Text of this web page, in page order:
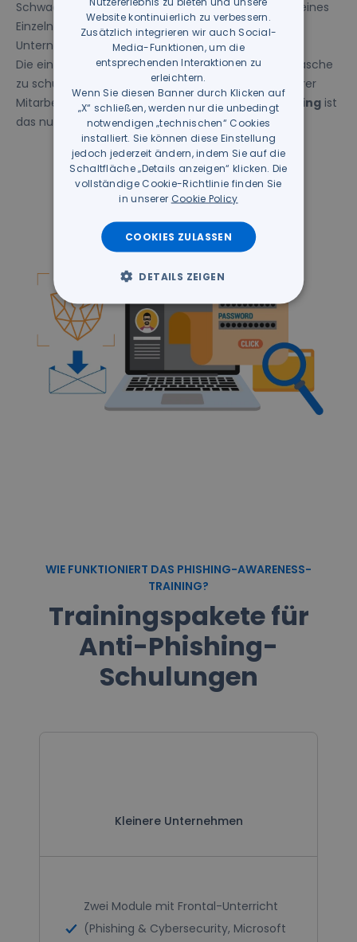
Schwachstelle ab. Unwissentlich falsche Verhalten eines
Einzelnen kann die Sicherheit des gesamten
Unternehmens gefährden.
Die einzige Möglichkeit, sich gegen diese Betrugsmasche
zu schützen, ist die Schulung und Sensibilisierung Ihrer
Mitarbeitenden. Mit unseremAnti-Phishing-Training ist
das nun kinderleicht!
WIE FUNKTIONIERT DAS PHISHING-AWARENESS-
TRAINING?
Trainingspakete für
Anti-Phishing-
Schulungen
Kleinere Unternehmen
Zwei Module mit Frontal-Unterricht
(Phishing & Cybersecurity, Microsoft
Website kontinuierlich zu verbessern.
Zusätzlich integrieren wir auch Social-
Media-Funktionen, um die
entsprechenden Interaktionen zu
erleichtern.
Wenn Sie diesen Banner durch Klicken auf
„X“ schließen, werden nur die unbedingt
notwendigen „technischen“ Cookies
installiert. Sie können diese Einstellung
jedoch jederzeit ändern, indem Sie auf die
Schaltfläche „Details anzeigen“ klicken. Die
vollständige Cookie-Richtlinie finden Sie
in unserer Cookie Policy
COOKIES ZULASSEN
DETAILS ZEIGEN